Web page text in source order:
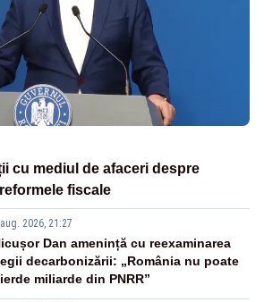
cu mediul de afaceri despre
fiscale
2026, 21:27
Dan amenință cu reexaminarea
decarbonizării: „România nu poate
miliarde din PNRR”